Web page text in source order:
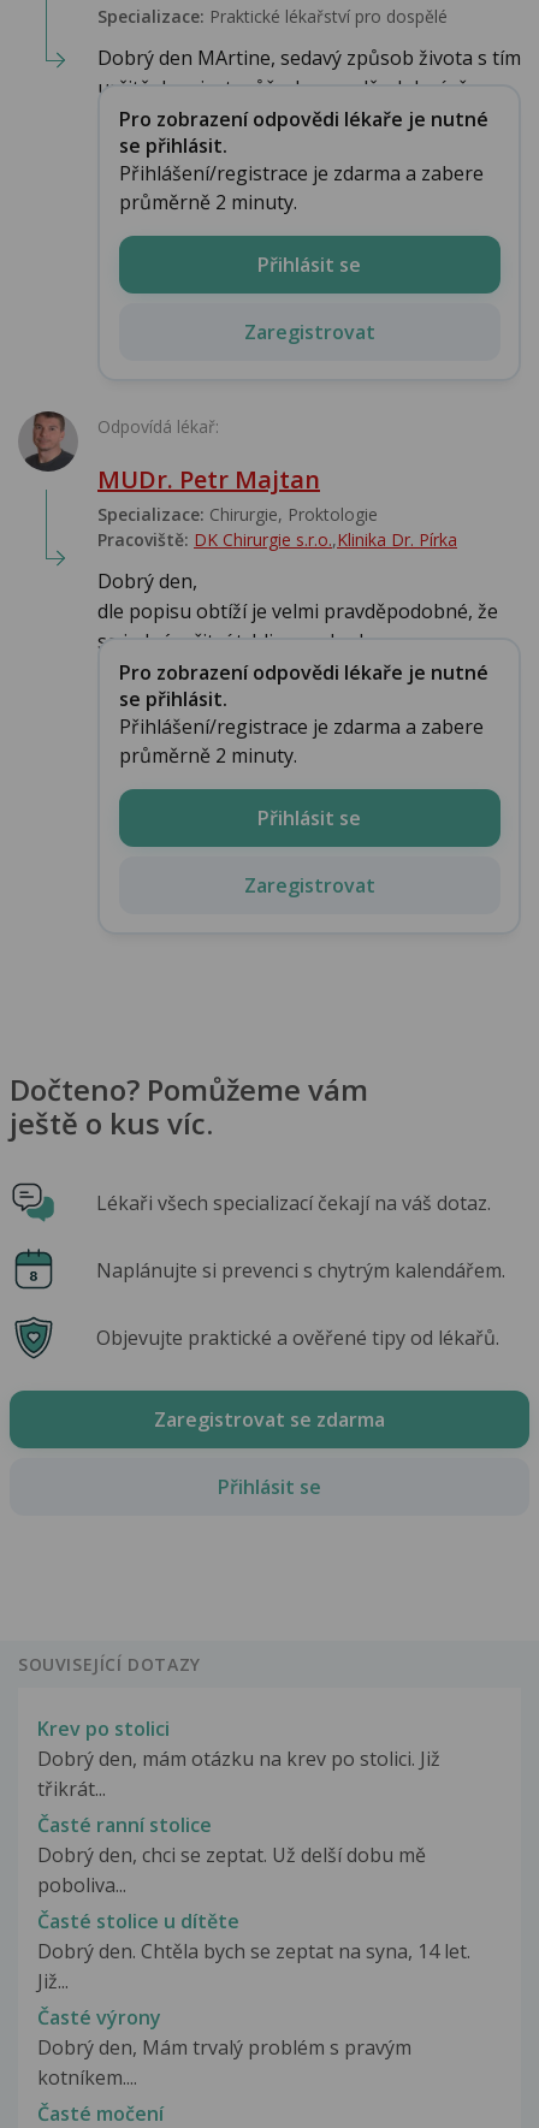
Specializace: Praktické lékařství pro dospělé
Dobrý den MArtine, sedavý způsob života s tím
určitě douviset může. Je pravděpdobné, že ...
Pro zobrazení odpovědi lékaře je nutné
se přihlásit.
Přihlášení/registrace je zdarma a zabere
průměrně 2 minuty.
Přihlásit se
Zaregistrovat
Odpovídá lékař:
MUDr. Petr Majtan
Specializace: Chirurgie, Proktologie
Pracoviště: DK Chirurgie s.r.o.,Klinika Dr. Pírka
Dobrý den,
dle popisu obtíží je velmi pravděpodobné, že
se jedná o řitní trhlinu, nebo he...
Pro zobrazení odpovědi lékaře je nutné
se přihlásit.
Přihlášení/registrace je zdarma a zabere
průměrně 2 minuty.
Přihlásit se
Zaregistrovat
Dočteno? Pomůžeme vám
ještě o kus víc.
Lékaři všech specializací čekají na váš dotaz.
Naplánujte si prevenci s chytrým kalendářem.
Objevujte praktické a ověřené tipy od lékařů.
Zaregistrovat se zdarma
Přihlásit se
SOUVISEJÍCÍ DOTAZY
Krev po stolici
Dobrý den, mám otázku na krev po stolici. Již
třikrát...
Časté ranní stolice
Dobrý den, chci se zeptat. Už delší dobu mě
poboliva...
Časté stolice u dítěte
Dobrý den. Chtěla bych se zeptat na syna, 14 let.
Již...
Časté výrony
Dobrý den, Mám trvalý problém s pravým
kotníkem....
Časté močení